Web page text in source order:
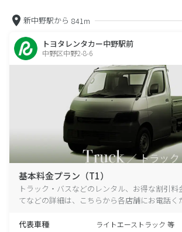
新中野駅から 841m
トヨタレンタカー中野駅前
中野区中野2-8-6
基本料金プラン（T1）
トラック・バスなどのレンタル、お得な割引
てなどの詳細は、こちらから各店舗にお電話く
代表車種 ライトエーストラック 等